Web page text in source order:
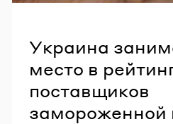
Украина
место в
поставщиков
замороженной